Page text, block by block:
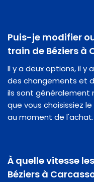
Puis-je modifier
train de Béziers à
Il y a deux options, il y
des changements et
ils sont généralement
que vous choisissiez
au moment de l'achat.
À quelle vitesse
Béziers à